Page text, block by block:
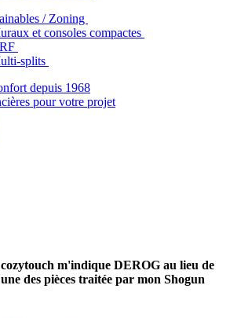
/ Zoning
et consoles compactes
splits
depuis 1968
pour votre projet
m'indique DEROG au lieu de
des pièces traitée par mon Shogun